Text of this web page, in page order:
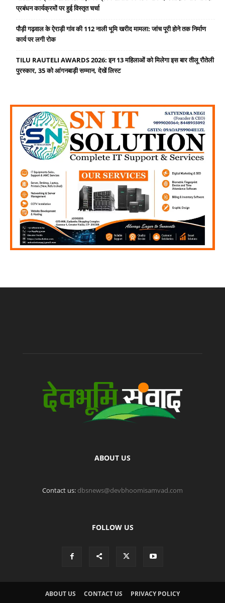
प्रबंधन कार्यक्रमों पर हुई विस्तृत चर्चा
पौड़ी गढ़वाल के ऐराड़ी गांव की 112 नाली भूमि खरीद मामला: जांच पूरी होने तक निर्माण
कार्य पर लगी रोक
TILU RAUTELI AWARDS 2026: इन 13 महिलाओं को मिलेगा इस बार तीलू रौतेली
पुरस्कार, 35 को आंगनबाड़ी सम्मान, देखें लिस्ट
ABOUT US
Contact us: dbsnews@devbhoomisamvad.com
FOLLOW US
ABOUT US CONTACT US PRIVACY POLICY